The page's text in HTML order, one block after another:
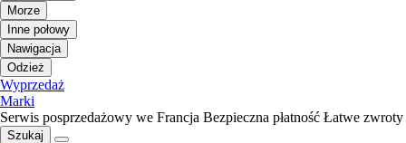
Morze
Inne połowy
Nawigacja
Odzież
Wyprzedaż
Marki
Serwis posprzedażowy we Francja Bezpieczna płatność Łatwe zwroty
Szukaj